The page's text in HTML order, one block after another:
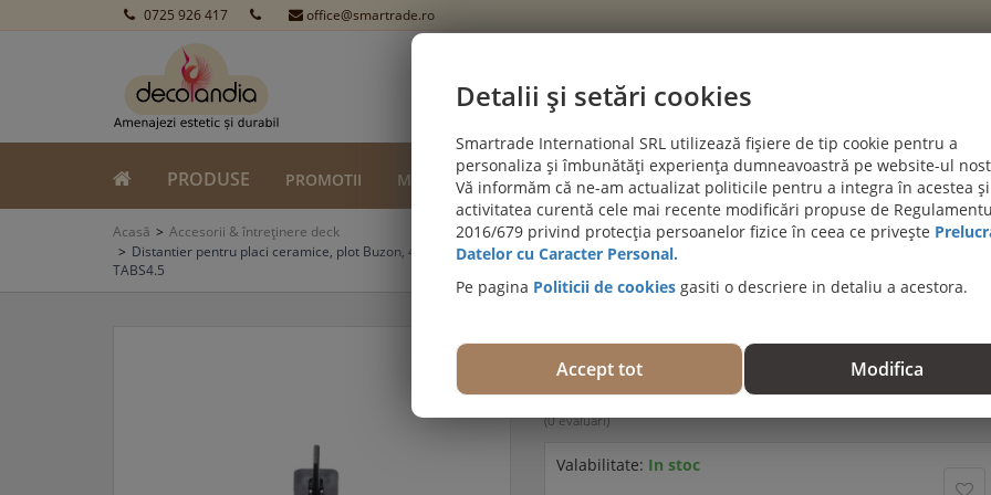
0725 926 417 office@smartrade.ro
CATEGORII
PRODUSE PROMOTII MONTAJ PROIECTE CLIENTI BLOG DESPRE NOI AJUTĂ-MĂ SĂ
Acasă
Accesorii & întreținere deck
Distantier pentru placi ceramice, plot Buzon, 4,5 mm, PB-
TABS4.5
PARCHET SPC SI LVT: Viziteaza secțiunea de pardoseli SPC SI LVT PROMOȚII DE IULIE! PODELE
Trebuie să fiţi autentificat pentru a evalua acest produs.
(0 evaluări)
Valabilitate: In stoc
Detalii și setări cookies
Smartrade International SRL utilizează fișiere de tip cookie pentru a
personaliza și îmbunătăți experiența dumneavoastră pe website-ul
Vă informăm că ne-am actualizat politicile pentru a integra în acestea
activitatea curentă cele mai recente modificări propuse de
2016/679 privind protecția persoanelor fizice în ceea ce privește
Datelor cu Caracter Personal.
Pe pagina Politicii de cookies gasiti o descriere in detaliu a acestora.
Accept tot Modifica